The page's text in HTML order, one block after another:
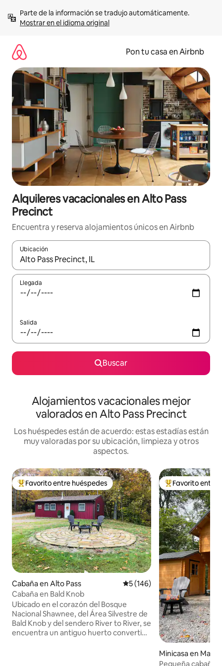
contenidoMostrar en el idioma original
Pon tu casa en Airbnb
Alquileres vacacionales en Alto Pass
Precinct
Encuentra y reserva alojamientos únicos en Airbnb
Ubicación
Cuando los resultados estén disponibles, navega con las
Llegada
Salida
Buscar
Alojamientos vacacionales mejor
valorados en Alto Pass Precinct
Los huéspedes están de acuerdo: estas estadías están
muy valoradas por su ubicación, limpieza y otros
aspectos.
Favorito entre huéspedes preferido
Favorito entre huéspedes
Cabaña en Alto Pass Calificación promedio: 5 de
5 (146)
Cabaña en Bald Knob
Ubicado en el corazón del Bosque
Nacional Shawnee, del Área Silvestre de
Bald Knob y del sendero River to River, se
encuentra un antiguo huerto convertido
Favorito entre
Favorito entre
Minicasa en
Pequeña cabaña